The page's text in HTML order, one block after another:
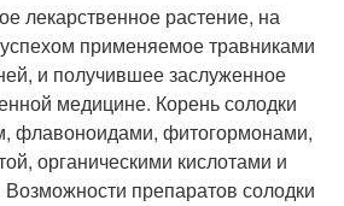
лекарственное растение, на
применяемое травниками
и получившее заслуженное
медицине. Корень солодки
флавоноидами, фитогормонами,
органическими кислотами и
препаратов солодки